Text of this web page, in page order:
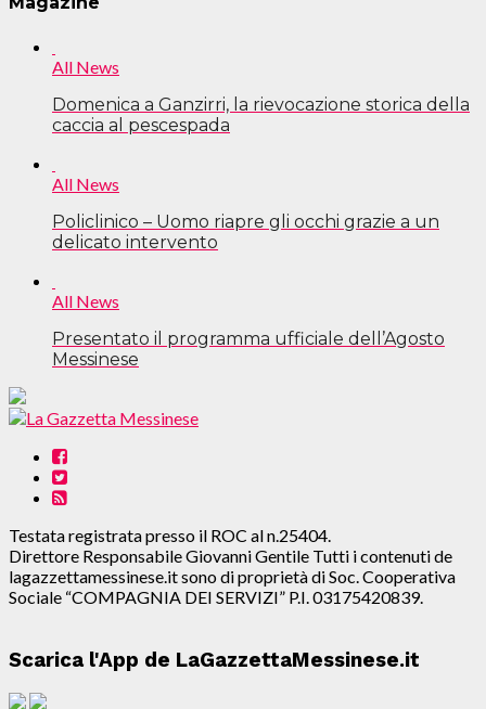
articoli
All News
Domenica a Ganzirri, la rievocazione storica della
caccia al pescespada
All News
Policlinico – Uomo riapre gli occhi grazie a un
delicato intervento
All News
Presentato il programma ufficiale dell’Agosto
Messinese
Testata registrata presso il ROC al n.25404.
Direttore Responsabile Giovanni Gentile Tutti i contenuti de
lagazzettamessinese.it sono di proprietà di Soc. Cooperativa
Sociale “COMPAGNIA DEI SERVIZI” P.I. 03175420839.
Scarica l'App de LaGazzettaMessinese.it